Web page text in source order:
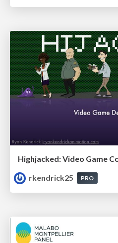
Highjacked: Video Game
rkendrick25
PRO